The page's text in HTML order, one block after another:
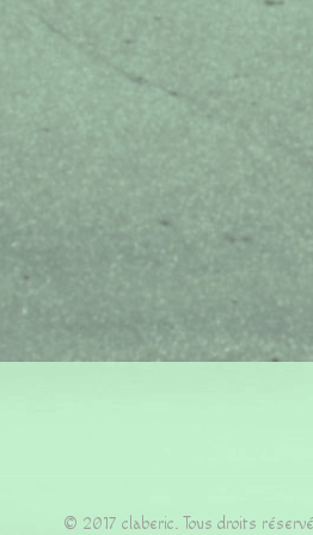
© 2017 claberic. Tous droits